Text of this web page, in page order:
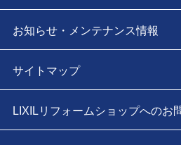
お知らせ・メンテナンス情報
サイトマップ
LIXILリフォームショップへのお